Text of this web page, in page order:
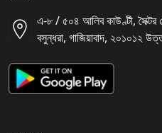
এ-৮ / ৫০৪ আলিব কাউণ্টী, সৈক্টর
বসুন্ধরা, গাজিয়াবাদ, ২০১০১২